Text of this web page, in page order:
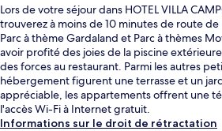
Lors de votre séjour dans HOTEL VILLA
trouverez à moins de 10 minutes de route
Parc à thème Gardaland et Parc à thèmes
avoir profité des joies de la piscine
des forces au restaurant. Parmi les autres
hébergement figurent une terrasse et un
appréciable, les appartements offrent une
l'accès Wi-Fi à Internet gratuit.
Informations sur le droit de rétractation